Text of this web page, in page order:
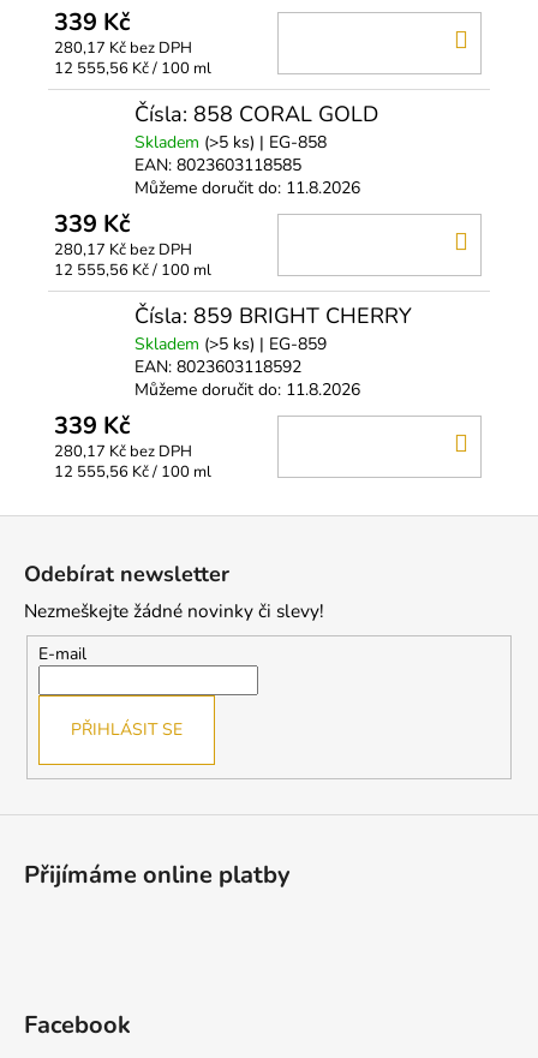
339 Kč
280,17 Kč bez DPH
Měrná
cena:
12 555,56 Kč / 100 ml
Čísla: 858 CORAL GOLD
Skladem (>5 ks) | EG-858
EAN: 8023603118585
Můžeme doručit do: 11.8.2026
339 Kč
280,17 Kč bez DPH
Měrná
cena:
12 555,56 Kč / 100 ml
Čísla: 859 BRIGHT CHERRY
Skladem (>5 ks) | EG-859
EAN: 8023603118592
Můžeme doručit do: 11.8.2026
339 Kč
280,17 Kč bez DPH
Měrná
12 555,56 Kč / 100 ml
Odebírat newsletter
Nezmeškejte žádné novinky či slevy!
E-mail
PŘIHLÁSIT SE
Přijímáme online platby
Facebook